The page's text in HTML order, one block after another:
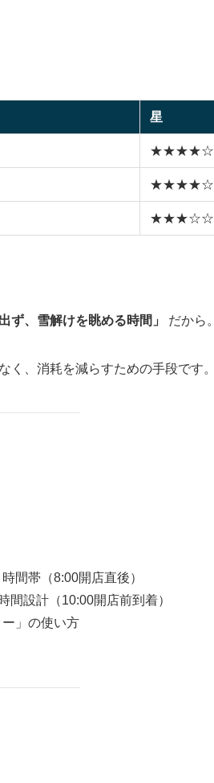
星
★★★★☆
★★★★☆
★★★☆☆
ず、雪解けを眺める時間」 だから。
く、消耗を減らすための手段です。
間帯（8:00開店直後）
間設計（10:00開店前到着）
」の使い方